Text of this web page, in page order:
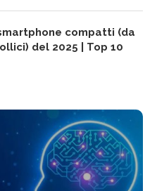
compatti (da
del 2025 | Top 10